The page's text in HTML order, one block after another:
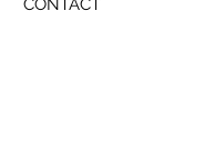
CONTACT